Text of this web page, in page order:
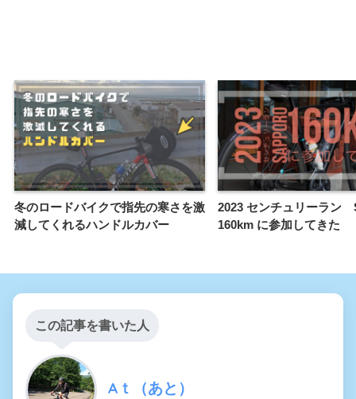
冬のロードバイクで指先の寒さを激
減してくれるハンドルカバー
2023 センチュリーラン
160km に参加してきた
この記事を書いた人
Aｔ（あと）